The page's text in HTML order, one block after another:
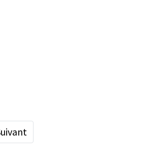
: La fabrique des possibles
suivant : Projet Vivre Ici Être